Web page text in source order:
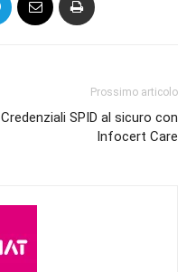
Prossimo articolo
Credenziali SPID al sicuro con
Infocert Care